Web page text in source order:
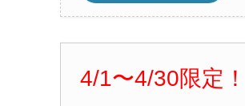
4/1〜4/30限定！